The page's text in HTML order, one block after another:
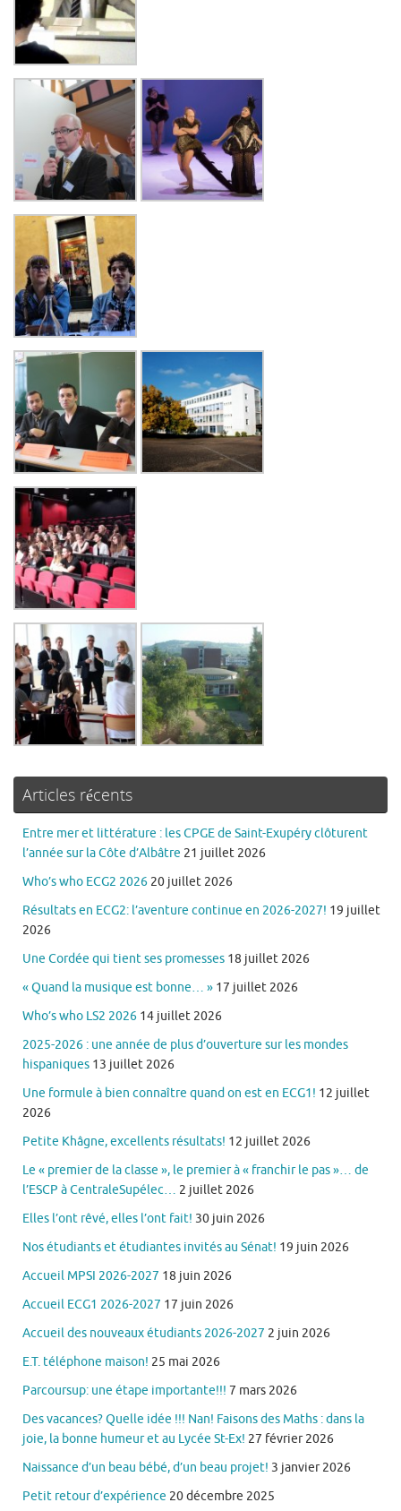
Articles récents
Entre mer et littérature : les CPGE de Saint-Exupéry clôturent
l’année sur la Côte d’Albâtre 21 juillet 2026
Who’s who ECG2 2026 20 juillet 2026
Résultats en ECG2: l’aventure continue en 2026-2027! 19 juillet
2026
Une Cordée qui tient ses promesses 18 juillet 2026
« Quand la musique est bonne… » 17 juillet 2026
Who’s who LS2 2026 14 juillet 2026
2025-2026 : une année de plus d’ouverture sur les mondes
hispaniques 13 juillet 2026
Une formule à bien connaître quand on est en ECG1! 12 juillet
2026
Petite Khâgne, excellents résultats! 12 juillet 2026
Le « premier de la classe », le premier à « franchir le pas »… de
l’ESCP à CentraleSupélec… 2 juillet 2026
Elles l’ont rêvé, elles l’ont fait! 30 juin 2026
Nos étudiants et étudiantes invités au Sénat! 19 juin 2026
Accueil MPSI 2026-2027 18 juin 2026
Accueil ECG1 2026-2027 17 juin 2026
Accueil des nouveaux étudiants 2026-2027 2 juin 2026
E.T. téléphone maison! 25 mai 2026
Parcoursup: une étape importante!!! 7 mars 2026
Des vacances? Quelle idée !!! Nan! Faisons des Maths : dans la
joie, la bonne humeur et au Lycée St-Ex! 27 février 2026
Naissance d’un beau bébé, d’un beau projet! 3 janvier 2026
Petit retour d’expérience 20 décembre 2025